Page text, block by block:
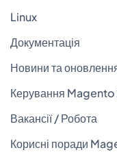
Linux
Документація
Новини та
Керування Magento
Вакансії / Робота
Корисні поради